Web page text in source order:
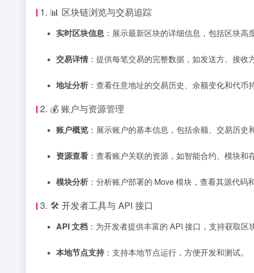
1. 📊 区块链浏览与交易追踪
实时区块信息 ： 展示最新区块的详细信息，包括区块高
交易详情 ： 提供每笔交易的完整数据，如发送方、接收
地址分析 ： 查看任意地址的交易历史、余额变化和代币
2. 💰 账户与资源管理
账户概览 ： 展示账户的基本信息，包括余额、交易历史
资源查看 ： 查看账户关联的资源，如智能合约、模块和
模块分析 ： 分析账户部署的 Move 模块，查看其源代码
3. 🛠️ 开发者工具与 API 接口
API 文档 ： 为开发者提供丰富的 API 接口，支持获取区
本地节点支持 ： 支持本地节点运行，方便开发和测试。